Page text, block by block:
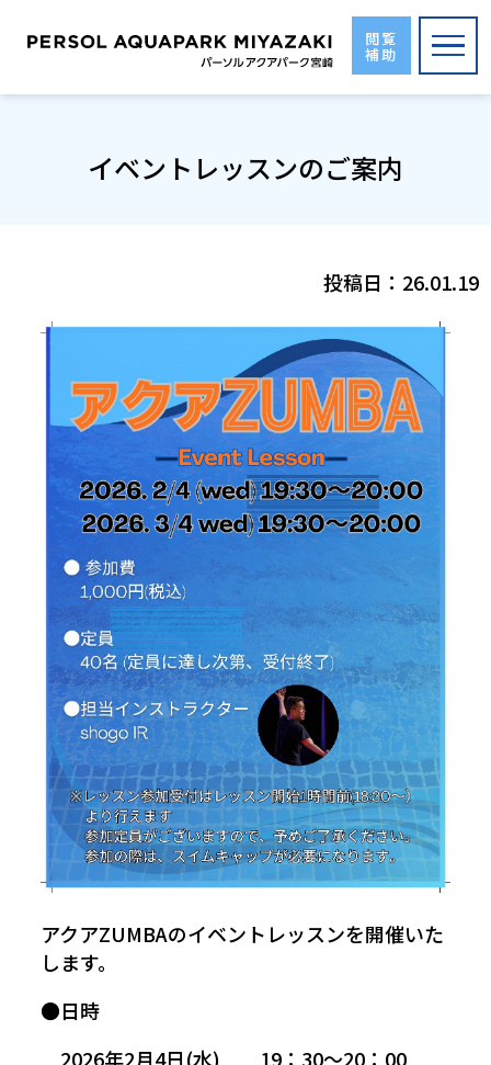
content
閲覧
補助
イベントレッスンのご案内
投稿日： 26.01.19
アクアZUMBAのイベントレッスンを開催いた
します。
●日時
2026年2月4日(水) 19：30～20：00